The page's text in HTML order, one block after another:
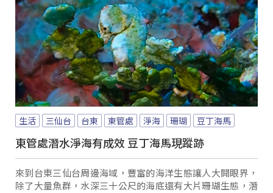
生活 三仙台 台東 東管處 淨海 珊瑚 豆丁海馬
東管處潛水淨海有成效 豆丁海馬現蹤跡
來到台東三仙台周邊海域，豐富的海洋生態讓人大開眼界，
除了大量魚群，水深三十公尺的海底還有大片珊瑚生態，潛